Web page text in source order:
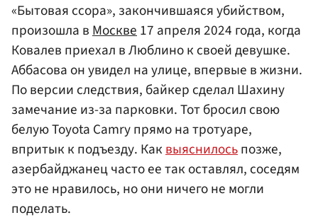
«Бытовая ссора», закончившаяся убийством,
произошла вМоскве17 апреля 2024 года, когда
Ковалев приехал в Люблино к своей девушке.
Аббасова он увидел на улице, впервые в жизни.
По версии следствия, байкер сделал Шахину
замечание из-за парковки. Тот бросил свою
белую Toyota Camry прямо на тротуаре,
впритык к подъезду. Каквыяснилосьпозже,
азербайджанец часто ее так оставлял, соседям
это не нравилось, но они ничего не могли
поделать.